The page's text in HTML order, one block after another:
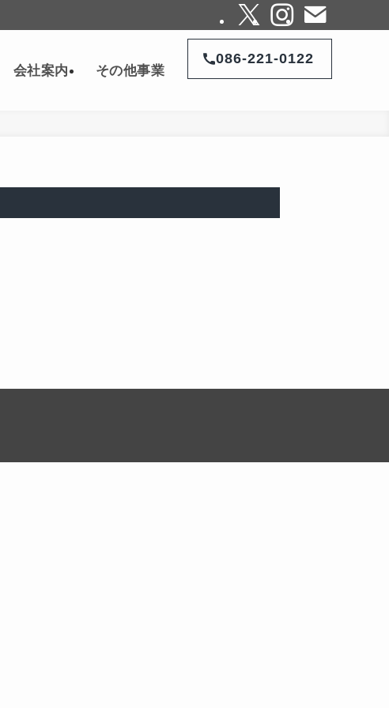
会社案内 その他事業
086-221-0122